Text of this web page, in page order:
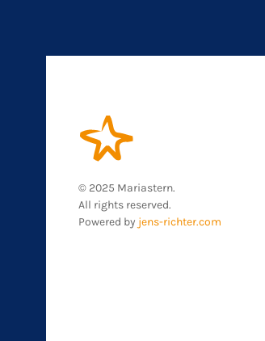
© 2025 Mariastern.
All rights reserved.
Powered by jens-richter.com